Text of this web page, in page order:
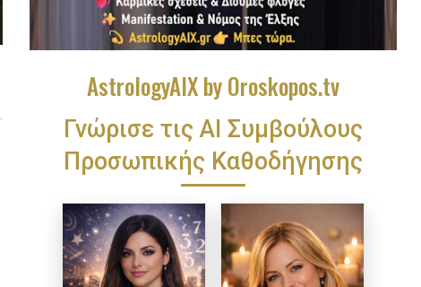
AstrologyAIX by Oroskopos.tv
Γνώρισε τις ΑΙ Συμβούλους
Προσωπικής Καθοδήγησης